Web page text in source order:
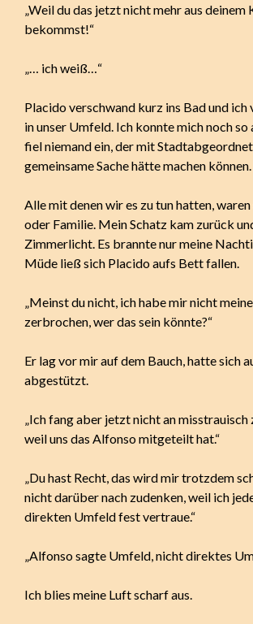
„Weil du das jetzt nicht mehr aus deinem
bekommst!“
„… ich weiß…“
Placido verschwand kurz ins Bad und ich
in unser Umfeld. Ich konnte mich noch so
fiel niemand ein, der mit
gemeinsame Sache hätte machen können.
Alle mit denen wir es zu tun hatten,
oder Familie. Mein Schatz kam zurück
Zimmerlicht. Es brannte nur meine
Müde ließ sich Placido aufs Bett fallen.
„Meinst du nicht, ich habe mir nicht
zerbrochen, wer das sein könnte?“
Er lag vor mir auf dem Bauch, hatte sich
abgestützt.
„Ich fang aber jetzt nicht an misstrauisch
weil uns das Alfonso mitgeteilt hat.“
„Du hast Recht, das wird mir trotzdem
nicht darüber nach zudenken, weil ich
direkten Umfeld fest vertraue.“
„Alfonso sagte Umfeld, nicht direktes
Ich blies meine Luft scharf aus.